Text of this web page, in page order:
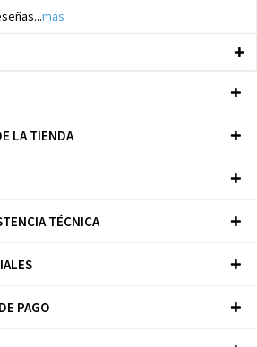
más
LA TIENDA
TÉCNICA
PAGO